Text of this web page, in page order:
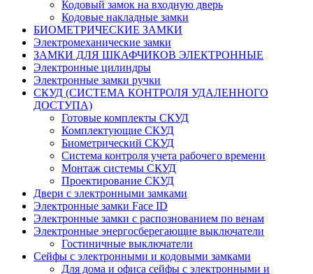
Кодовый замок на входную дверь
Кодовые накладные замки
БИОМЕТРИЧЕСКИЕ ЗАМКИ
Электромеханические замки
ЗАМКИ ДЛЯ ШКАФЧИКОВ ЭЛЕКТРОННЫЕ
Электронные цилиндры
Электронные замки ручки
СКУД (СИСТЕМА КОНТРОЛЯ УДАЛЕННОГО
ДОСТУПА)
Готовые комплекты СКУД
Комплектующие СКУД
Биометрический СКУД
Система контроля учета рабочего времени
Монтаж системы СКУД
Проектирование СКУД
Двери с электронными замками
Электронные замки Face ID
Электронные замки с распознованием по венам
Электронные энергосберегающие выключатели
Гостиничные выключатели
Сейфы с электронными и кодовыми замками
Для дома и офиса сейфы с электронными и